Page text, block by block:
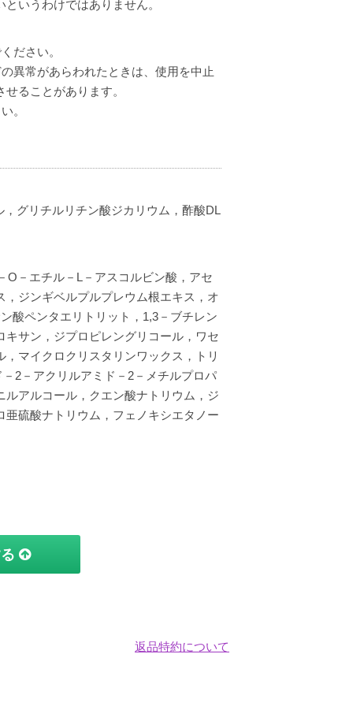
いうわけではありません。
ださい。
異常があらわれたときは、使用を中止
ることがあります。
。
グリチルリチン酸ジカリウム，酢酸DL
O－エチル－L－アスコルビン酸，アセ
ジンギベルプルプレウム根エキス，オ
酸ペンタエリトリット，1,3－ブチレン
サン，ジプロピレングリコール，ワセ
マイクロクリスタリンワックス，トリ
2－アクリルアミド－2－メチルプロパ
アルコール，クエン酸ナトリウム，ジ
硫酸ナトリウム，フェノキシエタノー
返品特約について